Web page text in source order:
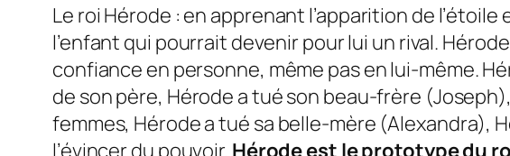
Le roi Hérode : en apprenant l’apparition de
l’enfant qui pourrait devenir pour lui un rival.
confiance en personne, même pas en lui-même.
de son père, Hérode a tué son beau-frère
femmes, Hérode a tué sa belle-mère (Alexandra),
l’évincer du pouvoir. Hérode est le prototype du